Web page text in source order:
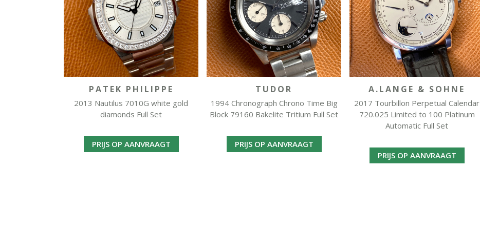
PATEK PHILIPPE
2013 Nautilus 7010G white gold
diamonds Full Set
PRIJS OP AANVRAAGT
TUDOR
1994 Chronograph Chrono Time Big
Block 79160 Bakelite Tritium Full Set
PRIJS OP AANVRAAGT
A.LANGE & SOHNE
2017 Tourbillon Perpetual Calendar
720.025 Limited to 100 Platinum
Automatic Full Set
PRIJS OP AANVRAAGT